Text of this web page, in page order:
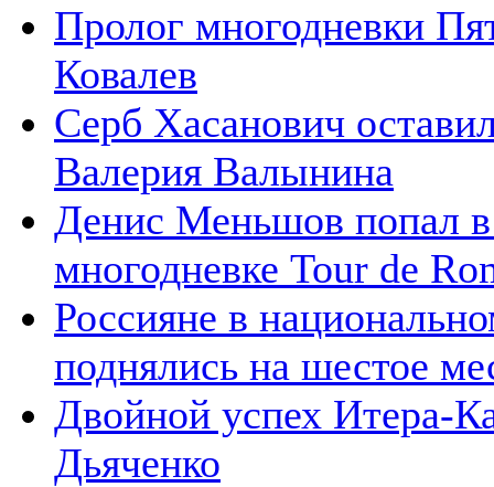
Пролог многодневки
Ковалев
Серб Хасанович
Валерия Валынина
Денис Меньшов попал в
многодневке Tour de
Россияне в
поднялись на шестое
Двойной успех Итера-
Дьяченко